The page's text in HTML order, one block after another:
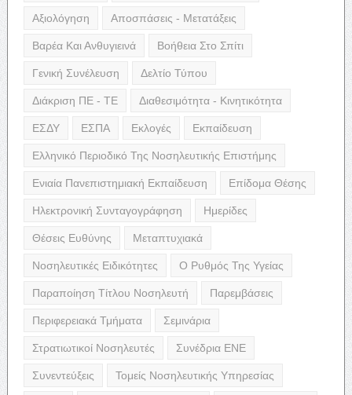
Αξιολόγηση Αποσπάσεις - Μετατάξεις
Βαρέα Και Ανθυγιεινά Βοήθεια Στο Σπίτι
Γενική Συνέλευση Δελτίο Τύπου
Διάκριση ΠΕ - ΤΕ Διαθεσιμότητα - Κινητικότητα
ΕΣΔΥ ΕΣΠΑ Εκλογές Εκπαίδευση
Ελληνικό Περιοδικό Της Νοσηλευτικής Επιστήμης
Ενιαία Πανεπιστημιακή Εκπαίδευση Επίδομα Θέσης
Ηλεκτρονική Συνταγογράφηση Ημερίδες
Θέσεις Ευθύνης Μεταπτυχιακά
Νοσηλευτικές Ειδικότητες Ο Ρυθμός Της Υγείας
Παραποίηση Τίτλου Νοσηλευτή Παρεμβάσεις
Περιφερειακά Τμήματα Σεμινάρια
Στρατιωτικοί Νοσηλευτές Συνέδρια ΕΝΕ
Συνεντεύξεις Τομείς Νοσηλευτικής Υπηρεσίας